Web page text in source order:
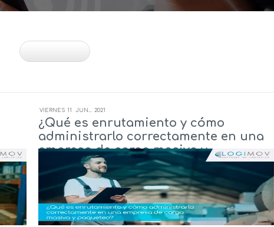
VIERNES 11 JUN... 2021
¿Qué es enrutamiento y cómo
administrarlo correctamente en una
empresa de carga masiva y
paqueteo?